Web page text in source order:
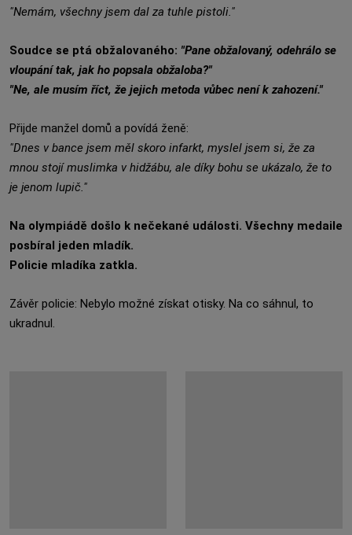
"Nemám, všechny jsem dal za tuhle pistoli."
Soudce se ptá obžalovaného: "Pane obžalovaný, odehrálo se
vloupání tak, jak ho popsala obžaloba?"
"Ne, ale musím říct, že jejich metoda vůbec není k zahození."
Přijde manžel domů a povídá ženě:
"Dnes v bance jsem měl skoro infarkt, myslel jsem si, že za
mnou stojí muslimka v hidžábu, ale díky bohu se ukázalo, že to
je jenom lupič."
Na olympiádě došlo k nečekané události. Všechny medaile
posbíral jeden mladík.
Policie mladíka zatkla.
Závěr policie: Nebylo možné získat otisky. Na co sáhnul, to
ukradnul.